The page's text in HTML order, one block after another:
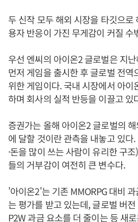
두 신작 모두 해외 시장을 타깃으로
용자 반응이 가진 무게감이 커질 수
우선 엔씨의 아이온2 글로벌은 지
먼저 게임을 출시한 후 글로벌 전역
위한 게임이다. 국내 시장에서 아이
하며 회사의 실적 반등을 이끌고 있
증권가는 올해 아이온2 글로벌의
에 달할 것이란 관측을 내놓고 있
·돈을 많이 쓰는 사람이 유리한 구
들의 거부감이 여전히 큰 변수다.
'아이온2'는 기존 MMORPG 대비
는 평가를 받고 있는데, 글로벌 버
P2W 과금 요소를 더 줄이는 등 새